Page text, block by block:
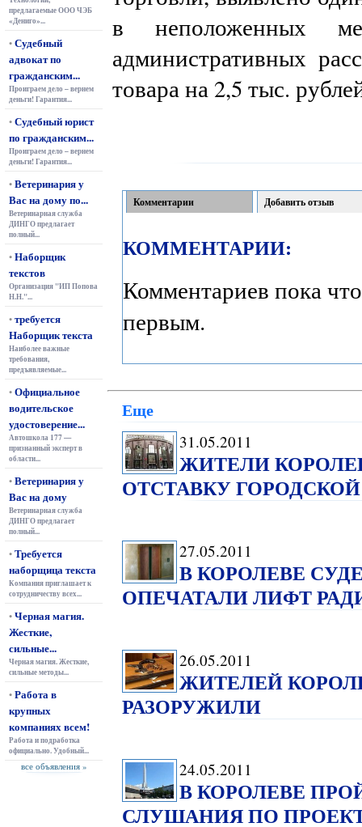
предлагаемые ООО ЧЭБ
«Дениго»...
•Судебный
адвокат по
гражданским...
Проиграем дело – вернем
деньги! Гарантия...
•Судебный юрист
по гражданским...
Проиграем дело – вернем
деньги! Гарантия...
•Ветеринария у
Вас на дому по...
Ветеринарная служба
ДИНГО предлагает
полный...
•Наборщик
текстов
Организация "ИП Попова
Н.Н."...
•требуется
Наборщик текста
Наиболее важные
требования,
предъявляемые...
•Официальное
водительское
удостоверение...
Автошкола 177 —
признанный эксперт в
области...
•Ветеринария у
Вас на дому
Ветеринарная служба
ДИНГО предлагает
полный...
•Требуется
наборщица текста
Компания приглашает к
сотрудничеству всех...
•Черная магия.
Жесткие,
сильные...
Черная магия. Жесткие,
сильные методы...
•Работа в
крупных
компаниях всем!
Работа и подработка
официально. Удобный...
все объявления »
в неположенных
административных
товара на 2,5 тыс.
Комментарии Добавить отзыв
КОММЕНТАРИИ:
Комментариев пока
первым.
Еще
31.05.2011
ЖИТЕЛИ
ОТСТАВКУ
27.05.2011
В КОРОЛЕВЕ
ОПЕЧАТАЛИ ЛИФТ
26.05.2011
ЖИТЕЛЕЙ
РАЗОРУЖИЛИ
24.05.2011
В КОРОЛЕВЕ
СЛУШАНИЯ ПО